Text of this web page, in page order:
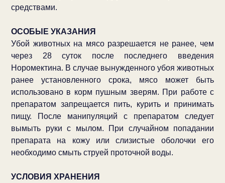
средствами.
ОСОБЫЕ УКАЗАНИЯ
Убой животных на мясо разрешается не ранее, чем
через 28 суток после последнего введения
Норомектина. В случае вынужденного убоя животных
ранее установленного срока, мясо может быть
использовано в корм пушным зверям. При работе с
препаратом запрещается пить, курить и принимать
пищу. После манипуляций с препаратом следует
вымыть руки с мылом. При случайном попадании
препарата на кожу или слизистые оболочки его
необходимо смыть струей проточной воды.
УСЛОВИЯ ХРАНЕНИЯ